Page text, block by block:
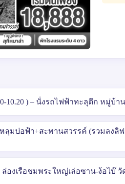
10.20 ) – นั่งรถไฟฟ้าทะลุตึก หมู่บ้
ลุมบ่อฟ้า+สะพานสวรรค์ (รวมลงลิ
องเรือชมพระใหญ่เล่อซาน-ง้อไบ๊ วั